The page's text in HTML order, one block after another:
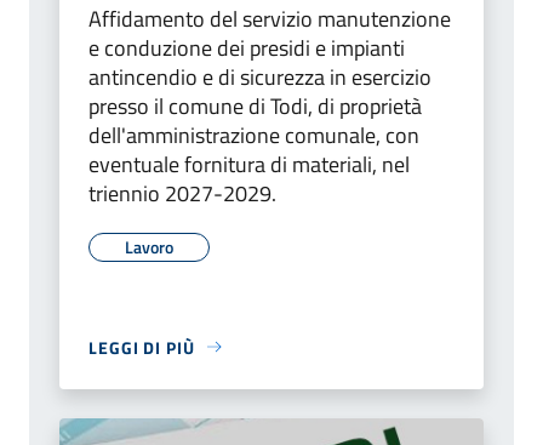
Affidamento del servizio manutenzione
e conduzione dei presidi e impianti
antincendio e di sicurezza in esercizio
presso il comune di Todi, di proprietà
dell'amministrazione comunale, con
eventuale fornitura di materiali, nel
triennio 2027-2029.
Lavoro
LEGGI DI PIÙ